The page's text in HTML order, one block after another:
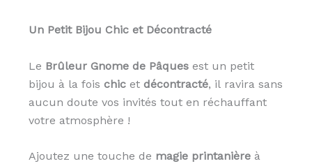
Un Petit Bijou Chic et Décontracté
Le Brûleur Gnome de Pâquesest un petit
bijou à la fois chicet décontracté, il ravira sans
aucun doute vos invités tout en réchauffant
votre atmosphère !
Ajoutez une touche de magie printanièreà